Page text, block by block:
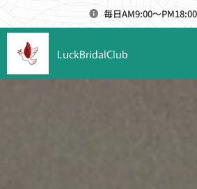
毎日AM9:00～
LuckBridalClub